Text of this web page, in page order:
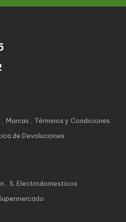
Marcas
Términos y Condiciones
de Devoluciones
S. Electrodomesticos